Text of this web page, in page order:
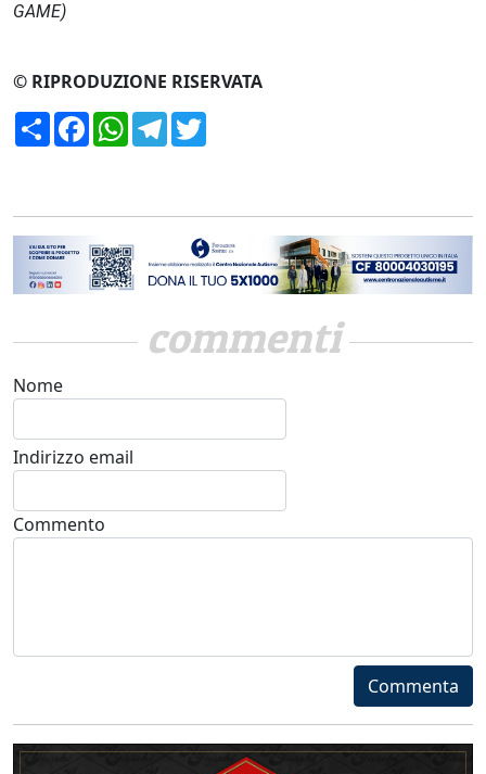
GAME)
© RIPRODUZIONE RISERVATA
CondividiFacebookWhatsApp
Telegram
commenti
Nome
Indirizzo email
Commento
Commenta